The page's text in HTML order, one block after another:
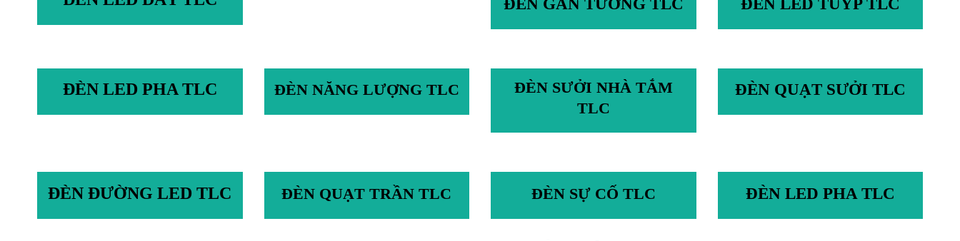
ĐÈN LED PHA TLC ĐÈN NĂNG LƯỢNG TLC
ĐÈN SƯỞI NHÀ TẮM
TLC
ĐÈN QUẠT SƯỞI TLC
ĐÈN ĐƯỜNG LED TLC ĐÈN QUẠT TRẦN TLC ĐÈN SỰ CỐ TLC ĐÈN LED PHA TLC